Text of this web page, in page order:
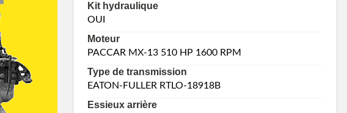
Kit hydraulique
OUI
Moteur
PACCAR MX-13 510 HP 1600 RPM
Type de transmission
EATON-FULLER RTLO-18918B
Essieux arrière